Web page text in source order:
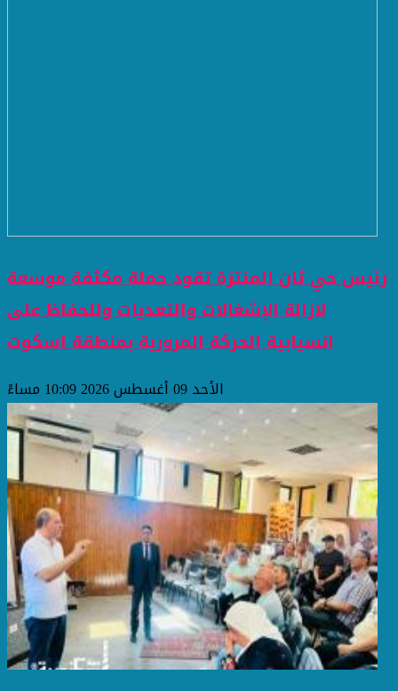
رئيس حي ثان المنتزة تقود حملة مكثفة موسعة
لازالة الإشغالات والتعديات وللحفاظ على
انسيابية الحركة المرورية بمنطقة اسكوت
الأحد 09 أغسطس 2026 10:09 مساءً